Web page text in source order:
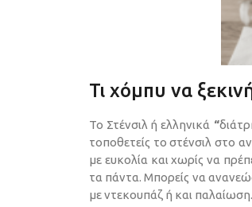
Τι χόμπυ να
Το Στένσιλ ή ελληνικά “
τοποθετείς το στένσιλ στο
με ευκολία και χωρίς να
τα πάντα. Μπορείς να
με ντεκουπάζ ή και παλαίωση.